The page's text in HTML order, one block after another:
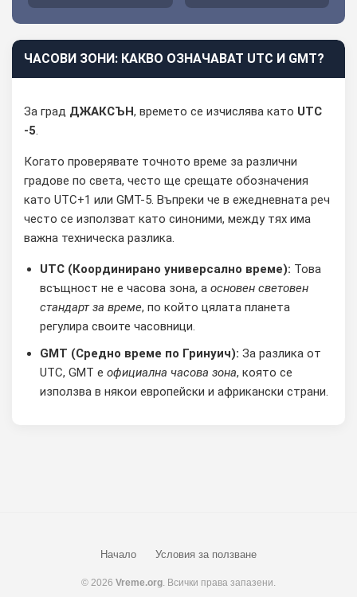
ЧАСОВИ ЗОНИ: КАКВО ОЗНАЧАВАТ UTC И GMT?
За град ДЖАКСЪН, времето се изчислява като UTC
-5.
Когато проверявате точното време за различни
градове по света, често ще срещате обозначения
като UTC+1 или GMT-5. Въпреки че в ежедневната реч
често се използват като синоними, между тях има
важна техническа разлика.
UTC (Координирано универсално време): Това
всъщност не е часова зона, а основен световен
стандарт за време, по който цялата планета
регулира своите часовници.
GMT (Средно време по Гринуич): За разлика от
UTC, GMT е официална часова зона, която се
използва в някои европейски и африкански страни.
Начало Условия за ползване
© 2026 Vreme.org. Всички права запазени.